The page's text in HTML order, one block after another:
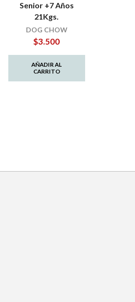
Senior +7 Años
21Kgs.
DOG CHOW
$3.500
AÑADIR AL
CARRITO